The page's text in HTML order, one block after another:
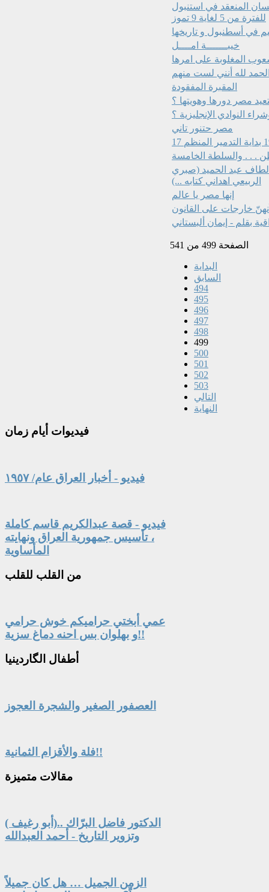
المنعقد في استنبول
للفترة من 5 لغاية 9 تموز‏
في أسطنبول و تاريخها
خيبـــــــة امــــل
المغلوبة على امرها
لله أنني لست منهم
المقبرة المفقودة
مصر دورها وهويتها ؟
النوادي الإنجليزية ؟
مصر حتنور تاني
الطاف عبد الحميد (صبري
الربيعي اهداني كتابه ...)
إنها مصر يا عالم
خارجات على القانون
بقلم - إيمان ألبستاني
الصفحة 499 من 541
البداية
السابق
494
495
496
497
498
499
500
501
502
503
التالي
النهاية
فيديوات أيام زمان
فيديو - أخبار العراق عام/ ١٩٥٧
فيديو - قصة عبدالكريم قاسم كاملة
، تأسيس جمهورية العراق ونهايته
المأساوية
من القلب للقلب
عمي أبختي حراميكم خوش حرامي
و بهلوان بس احنه دماغ سزية!!
أطفال الگاردينيا
العصفور الصغير والشجرة العجوز
فلة والأقزام الثمانية!!
مقالات متميزة
الدكتور فاضل البرّاك ..(أبو رغيف )
وتزوير التاريخ - أحمد العبدالله
الزمن الجميل … هل كان جميلاً